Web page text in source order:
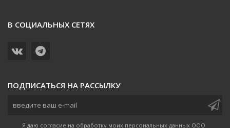
В СОЦИАЛЬНЫХ СЕТЯХ
ПОДПИСАТЬСЯ НА РАССЫЛКУ
Я даю согласие на обработку моих персональных данных ООО